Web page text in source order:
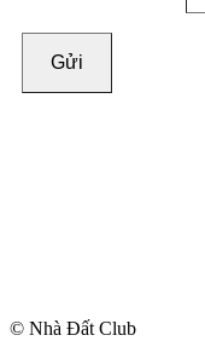
Gửi
© Nhà Đất Club